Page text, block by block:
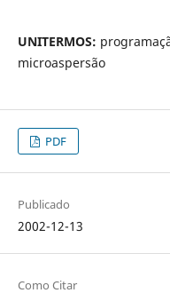
UNITERMOS:
microaspersão
PDF
Publicado
2002-12-13
Como Citar